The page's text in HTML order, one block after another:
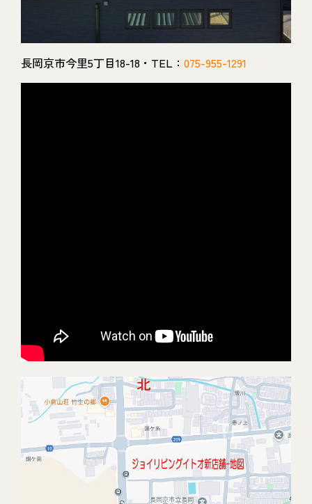
長岡京市今里5丁目18-18・TEL： 075-955-1291